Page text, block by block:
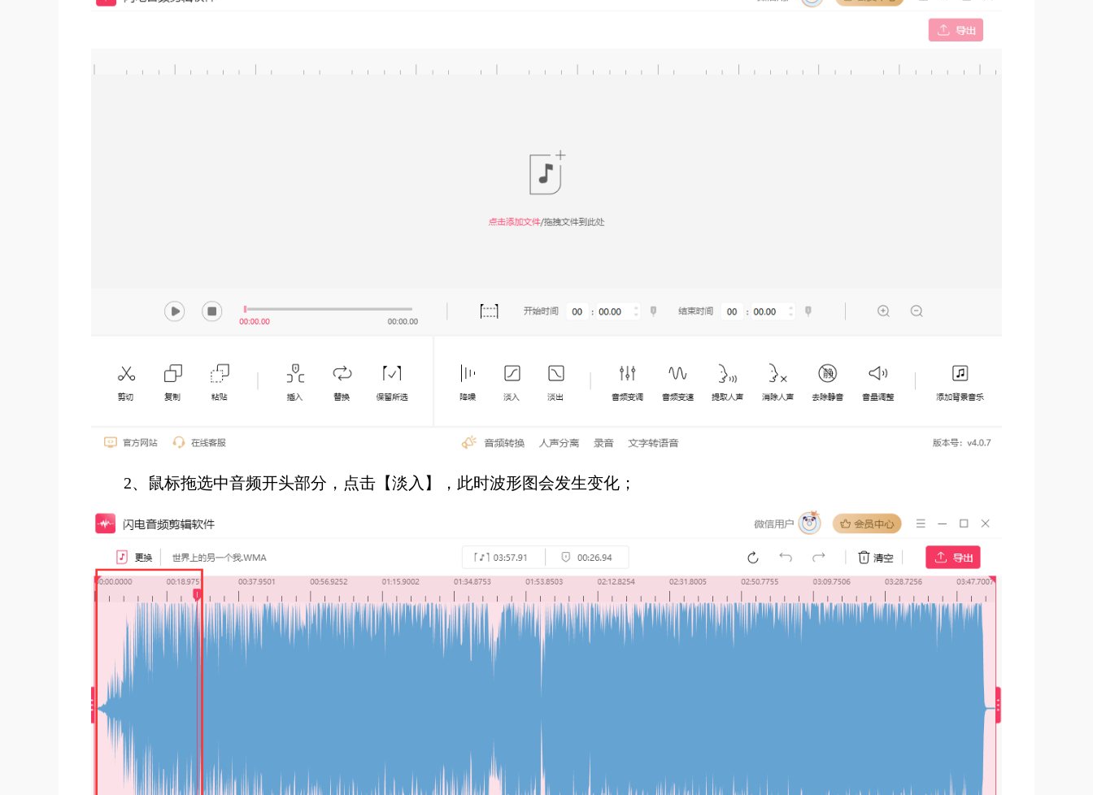
2、鼠标拖选中音频开头部分，点击【淡入】，此时波形图会发生变化；